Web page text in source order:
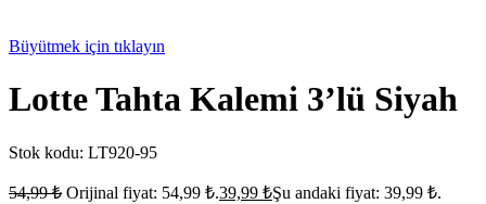
Büyütmek için tıklayın
Lotte Tahta Kalemi 3’lü Siyah
Stok kodu: LT920-95
54,99₺ Orijinal fiyat: 54,99 ₺.39,99 ₺Şu andaki fiyat: 39,99 ₺.